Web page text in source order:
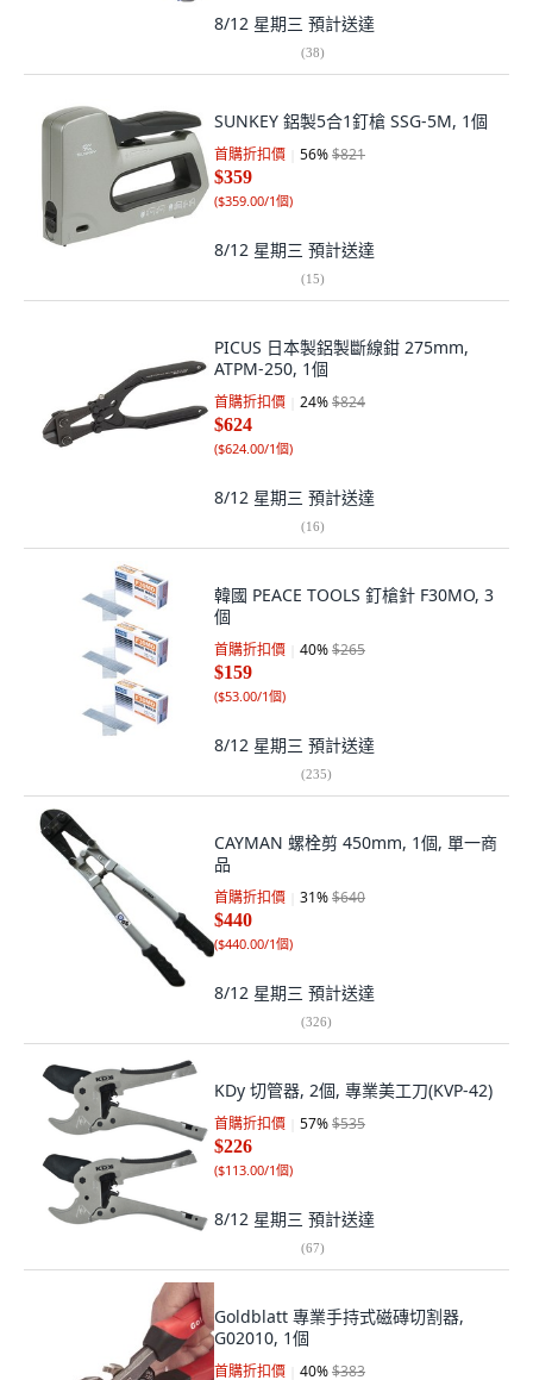
8/12 星期三 預計送達
(38)
SUNKEY 鋁製5合1釘槍 SSG-5M, 1個
首購折扣價 56%$821
$359
($359.00/1個)
8/12 星期三 預計送達
(15)
PICUS 日本製鋁製斷線鉗 275mm,
ATPM-250, 1個
首購折扣價 24%$824
$624
($624.00/1個)
8/12 星期三 預計送達
(16)
韓國 PEACE TOOLS 釘槍針 F30MO, 3
個
首購折扣價 40%$265
$159
($53.00/1個)
8/12 星期三 預計送達
(235)
CAYMAN 螺栓剪 450mm, 1個, 單一商
品
首購折扣價 31%$640
$440
($440.00/1個)
8/12 星期三 預計送達
(326)
KDy 切管器, 2個, 專業美工刀(KVP-42)
首購折扣價 57%$535
$226
($113.00/1個)
8/12 星期三 預計送達
(67)
Goldblatt 專業手持式磁磚切割器,
G02010, 1個
首購折扣價 40%$383